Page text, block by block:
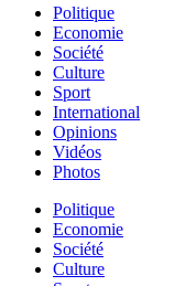
Politique
Economie
Société
Culture
Sport
International
Opinions
Vidéos
Photos
Politique
Economie
Société
Culture